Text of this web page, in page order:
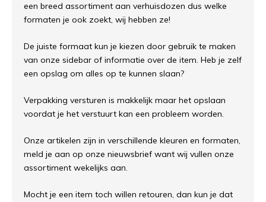
een breed assortiment aan verhuisdozen dus welke
formaten je ook zoekt, wij hebben ze!
De juiste formaat kun je kiezen door gebruik te maken
van onze sidebar of informatie over de item. Heb je zelf
een opslag om alles op te kunnen slaan?
Verpakking versturen is makkelijk maar het opslaan
voordat je het verstuurt kan een probleem worden.
Onze artikelen zijn in verschillende kleuren en formaten,
meld je aan op onze nieuwsbrief want wij vullen onze
assortiment wekelijks aan.
Mocht je een item toch willen retouren, dan kun je dat